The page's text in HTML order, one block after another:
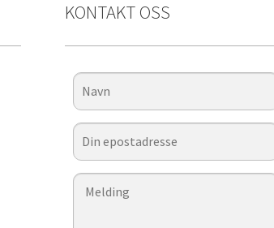
KONTAKT OSS